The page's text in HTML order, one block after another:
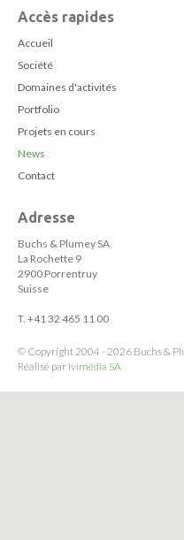
Accès rapides
Accueil
Société
Domaines d'activités
Portfolio
Projets en cours
News
Contact
Adresse
Buchs & Plumey SA
La Rochette 9
2900 Porrentruy
Suisse
T. +41 32 465 11 00
© Copyright 2004 - 2026 Buchs &
Réalisé par Ivimédia SA